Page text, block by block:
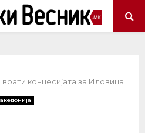
концесијата за Иловица